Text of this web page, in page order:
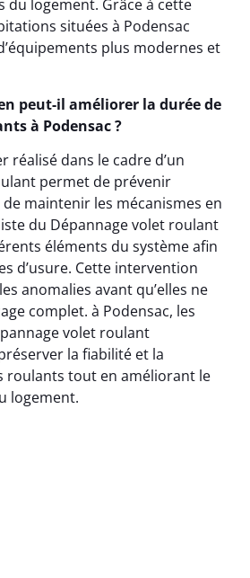
du logement. Grâce à cette
situées à Podensac
plus modernes et
peut-il améliorer la durée de
à Podensac ?
réalisé dans le cadre d’un
permet de prévenir
maintenir les mécanismes en
du Dépannage volet roulant
éléments du système afin
d’usure. Cette intervention
anomalies avant qu’elles ne
complet. à Podensac, les
volet roulant
la fiabilité et la
roulants tout en améliorant le
logement.